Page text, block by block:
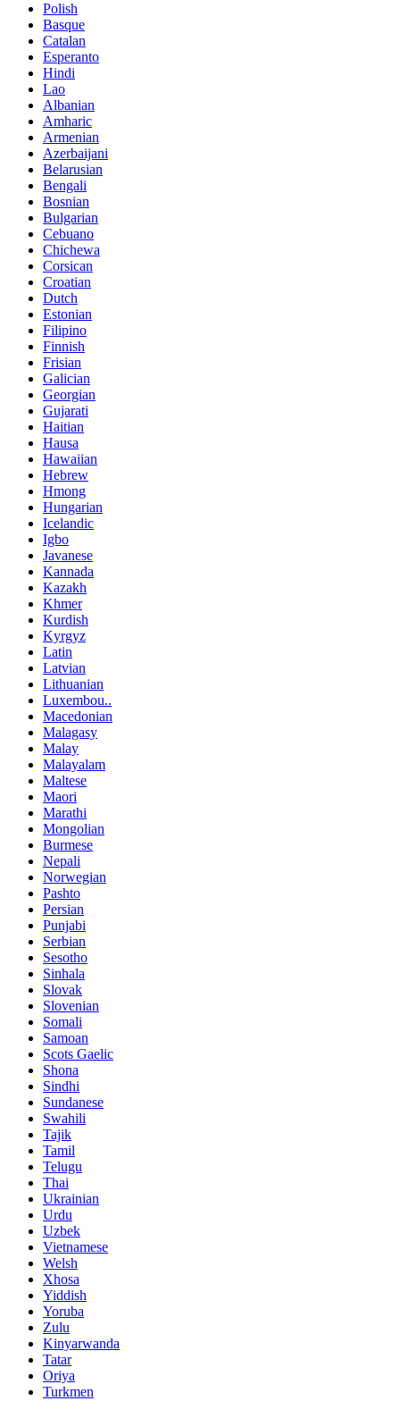
Polish
Basque
Catalan
Esperanto
Hindi
Lao
Albanian
Amharic
Armenian
Azerbaijani
Belarusian
Bengali
Bosnian
Bulgarian
Cebuano
Chichewa
Corsican
Croatian
Dutch
Estonian
Filipino
Finnish
Frisian
Galician
Georgian
Gujarati
Haitian
Hausa
Hawaiian
Hebrew
Hmong
Hungarian
Icelandic
Igbo
Javanese
Kannada
Kazakh
Khmer
Kurdish
Kyrgyz
Latin
Latvian
Lithuanian
Luxembou..
Macedonian
Malagasy
Malay
Malayalam
Maltese
Maori
Marathi
Mongolian
Burmese
Nepali
Norwegian
Pashto
Persian
Punjabi
Serbian
Sesotho
Sinhala
Slovak
Slovenian
Somali
Samoan
Scots Gaelic
Shona
Sindhi
Sundanese
Swahili
Tajik
Tamil
Telugu
Thai
Ukrainian
Urdu
Uzbek
Vietnamese
Welsh
Xhosa
Yiddish
Yoruba
Zulu
Kinyarwanda
Tatar
Oriya
Turkmen